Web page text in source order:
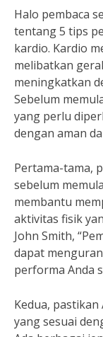
Halo pembaca
tentang 5 tips
kardio. Kardio
melibatkan
meningkatkan
Sebelum
yang perlu
dengan aman
Pertama-tama,
sebelum
membantu
aktivitas fisik
John Smith,
dapat
performa Anda
Kedua,
yang sesuai